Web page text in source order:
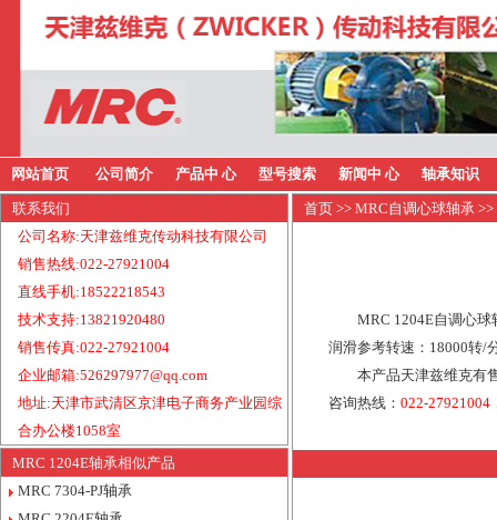
网站首页 公司简介 产品中 心 型号搜索 新闻中 心 轴承知识
联系我们
公司名称:天津兹维克传动科技有限公司
销售热线:022-27921004
直线手机:18522218543
技术支持:13821920480
销售传真:022-27921004
企业邮箱:526297977@qq.com
地址:天津市武清区京津电子商务产业园综
合办公楼1058室
MRC 1204E轴承相似产品
MRC 7304-PJ轴承
首页 >> MRC自调心球轴承
MRC 1204E自调心
润滑参考转速：18000转/
本产品天津兹维克有
咨询热线：022-27921004